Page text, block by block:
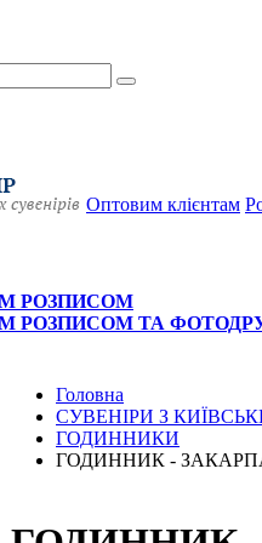
Оптовим клієнтам
РОЗПИСОМ
РОЗПИСОМ ТА
Головна
СУВЕНІРИ З
ГОДИННИКИ
ГОДИННИК -